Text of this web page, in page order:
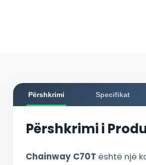
Përshkrimi Specifikat
Përshkrimi i
Chainway C70T është një